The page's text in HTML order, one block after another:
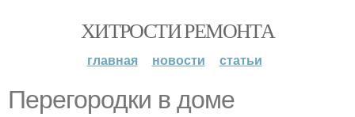
ХИТРОСТИ РЕМОНТА
главная новости статьи
Перегородки в доме